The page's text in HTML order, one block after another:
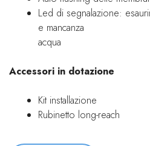
Led di segnalazione:
e mancanza
acqua
Accessori in dotazione
Kit installazione
Rubinetto long-reach